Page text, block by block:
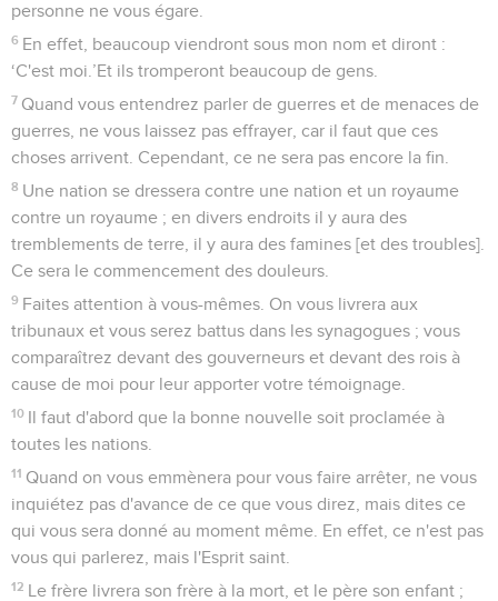
personne ne vous égare.
6 En effet, beaucoup viendront sous mon nom et diront :
‘C'est moi.’Et ils tromperont beaucoup de gens.
7 Quand vous entendrez parler de guerres et de menaces de
guerres, ne vous laissez pas effrayer, car il faut que ces
choses arrivent. Cependant, ce ne sera pas encore la fin.
8 Une nation se dressera contre une nation et un royaume
contre un royaume ; en divers endroits il y aura des
tremblements de terre, il y aura des famines [et des troubles].
Ce sera le commencement des douleurs.
9 Faites attention à vous-mêmes. On vous livrera aux
tribunaux et vous serez battus dans les synagogues ; vous
comparaîtrez devant des gouverneurs et devant des rois à
cause de moi pour leur apporter votre témoignage.
10 Il faut d'abord que la bonne nouvelle soit proclamée à
toutes les nations.
11 Quand on vous emmènera pour vous faire arrêter, ne vous
inquiétez pas d'avance de ce que vous direz, mais dites ce
qui vous sera donné au moment même. En effet, ce n'est pas
vous qui parlerez, mais l'Esprit saint.
12 Le frère livrera son frère à la mort, et le père son enfant ;